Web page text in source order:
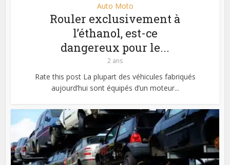
Auto Moto
Rouler exclusivement à
l’éthanol, est-ce
dangereux pour le...
2 ans
Rate this post La plupart des véhicules fabriqués
aujourd’hui sont équipés d’un moteur...